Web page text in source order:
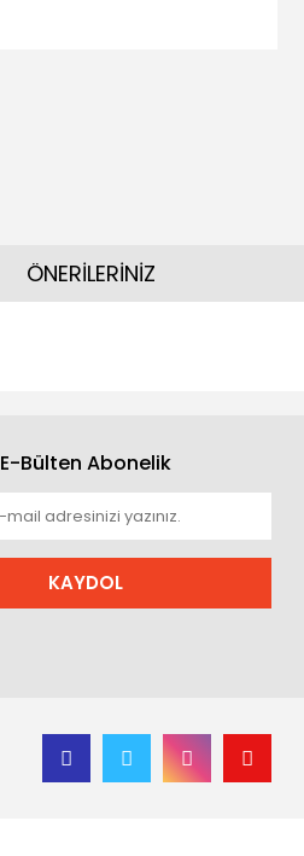
ÖNERİLERİNİZ
E-Bülten Abonelik
KAYDOL